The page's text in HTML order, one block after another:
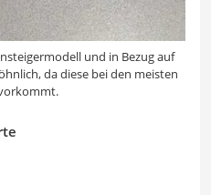
und in Bezug auf
da diese bei den meisten